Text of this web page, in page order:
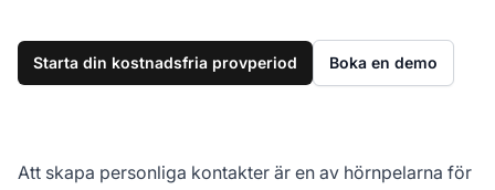
Starta din kostnadsfria provperiod Boka en demo
Att skapa personliga kontakter är en av hörnpelarna för